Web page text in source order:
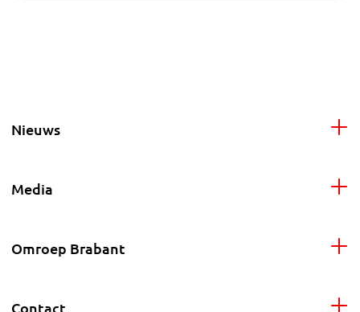
Nieuws
Media
Omroep Brabant
Contact